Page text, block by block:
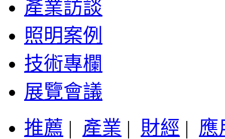
產業訪談
照明案例
技術專欄
展覽會議
推薦 | 產業 | 財經 | 應